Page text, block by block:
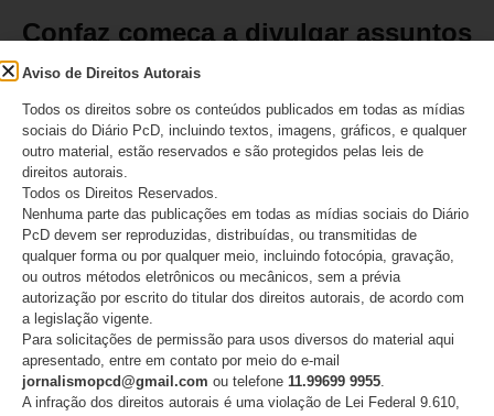
Confaz começa a divulgar assuntos
feira, 31
Confaz começa a divulgar assuntos debatidos na reunião desta
sexta-feira, 31
LEIA MAIS
01/04/2023 Nenhum comentário
Desemprego e fim de isenções: o
que pode acontecer após a reunião
Aviso de Direitos Autorais
Todos os direitos sobre os conteúdos publicados em todas as mídias
sociais do Diário PcD, incluindo textos, imagens, gráficos, e qualquer
outro material, estão reservados e são protegidos pelas leis de
direitos autorais.
Todos os Direitos Reservados.
Nenhuma parte das publicações em todas as mídias sociais do Diário
PcD devem ser reproduzidas, distribuídas, ou transmitidas de
qualquer forma ou por qualquer meio, incluindo fotocópia, gravação,
ou outros métodos eletrônicos ou mecânicos, sem a prévia
autorização por escrito do titular dos direitos autorais, de acordo com
a legislação vigente.
Para solicitações de permissão para usos diversos do material aqui
apresentado, entre em contato por meio do e-mail
jornalismopcd@gmail.com ou telefone 11.99699 9955.
A infração dos direitos autorais é uma violação de Lei Federal 9.610,